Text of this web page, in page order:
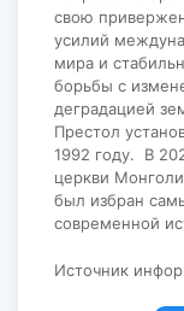
свою
усилий
мира и
борьбы с
деградацией
Престол
1992 году. В
церкви
был избран
современной
Источник